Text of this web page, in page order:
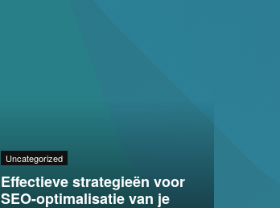
Uncategorized
Effectieve strategieën voor
SEO-optimalisatie van je